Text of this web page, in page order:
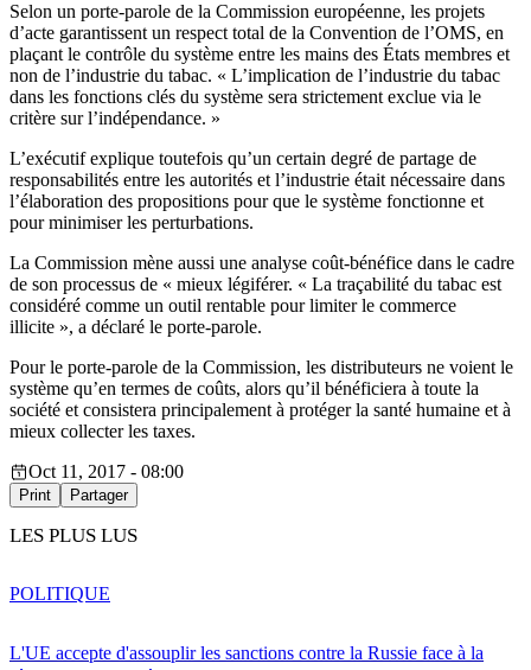
Selon un porte-parole de la Commission européenne, les projets
d’acte garantissent un respect total de la Convention de l’OMS, en
plaçant le contrôle du système entre les mains des États membres et
non de l’industrie du tabac. « L’implication de l’industrie du tabac
dans les fonctions clés du système sera strictement exclue via le
critère sur l’indépendance. »
L’exécutif explique toutefois qu’un certain degré de partage de
responsabilités entre les autorités et l’industrie était nécessaire dans
l’élaboration des propositions pour que le système fonctionne et
pour minimiser les perturbations.
La Commission mène aussi une analyse coût-bénéfice dans le cadre
de son processus de « mieux légiférer. « La traçabilité du tabac est
considéré comme un outil rentable pour limiter le commerce
illicite », a déclaré le porte-parole.
Pour le porte-parole de la Commission, les distributeurs ne voient le
système qu’en termes de coûts, alors qu’il bénéficiera à toute la
société et consistera principalement à protéger la santé humaine et à
mieux collecter les taxes.
Oct 11, 2017 - 08:00
Print Partager
LES PLUS LUS
L'UE accepte d'assouplir les sanctions contre la Russie face à la
POLITIQUE